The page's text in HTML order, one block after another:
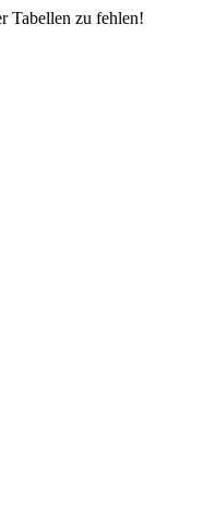
Tabellen zu fehlen!